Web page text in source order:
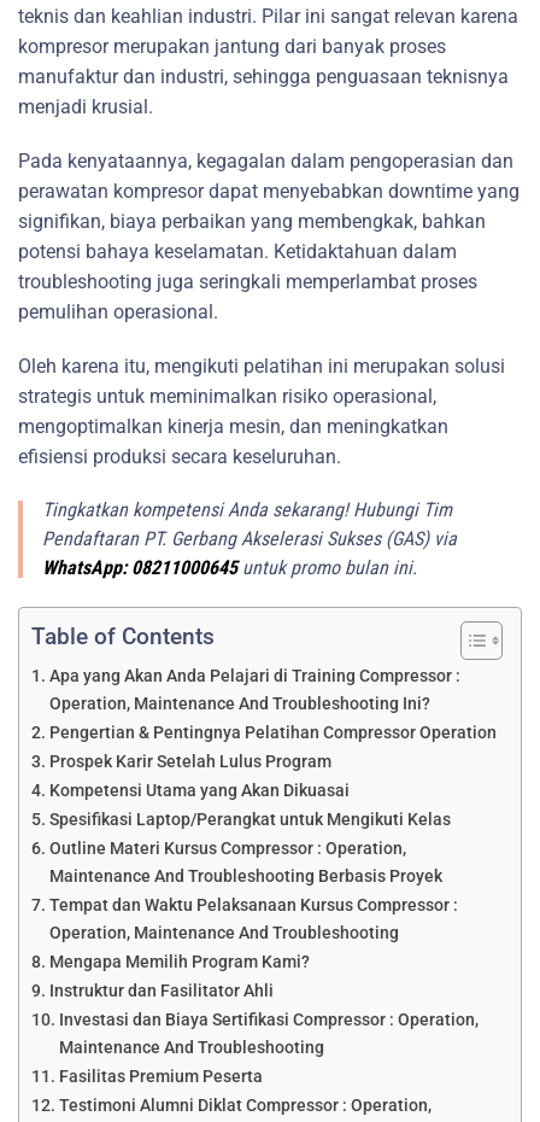
teknis dan keahlian industri. Pilar ini sangat relevan karena
kompresor merupakan jantung dari banyak proses
manufaktur dan industri, sehingga penguasaan teknisnya
menjadi krusial.
Pada kenyataannya, kegagalan dalam pengoperasian dan
perawatan kompresor dapat menyebabkan downtime yang
signifikan, biaya perbaikan yang membengkak, bahkan
potensi bahaya keselamatan. Ketidaktahuan dalam
troubleshooting juga seringkali memperlambat proses
pemulihan operasional.
Oleh karena itu, mengikuti pelatihan ini merupakan solusi
strategis untuk meminimalkan risiko operasional,
mengoptimalkan kinerja mesin, dan meningkatkan
efisiensi produksi secara keseluruhan.
Tingkatkan kompetensi Anda sekarang! Hubungi Tim
Pendaftaran PT. Gerbang Akselerasi Sukses (GAS) via
WhatsApp: 08211000645untuk promo bulan ini.
Table of Contents
Apa yang Akan Anda Pelajari di Training Compressor :
Operation, Maintenance And Troubleshooting Ini?
Pengertian & Pentingnya Pelatihan Compressor Operation
Prospek Karir Setelah Lulus Program
Kompetensi Utama yang Akan Dikuasai
Spesifikasi Laptop/Perangkat untuk Mengikuti Kelas
Outline Materi Kursus Compressor : Operation,
Maintenance And Troubleshooting Berbasis Proyek
Tempat dan Waktu Pelaksanaan Kursus Compressor :
Operation, Maintenance And Troubleshooting
Mengapa Memilih Program Kami?
Instruktur dan Fasilitator Ahli
Investasi dan Biaya Sertifikasi Compressor : Operation,
Maintenance And Troubleshooting
Fasilitas Premium Peserta
Testimoni Alumni Diklat Compressor : Operation,